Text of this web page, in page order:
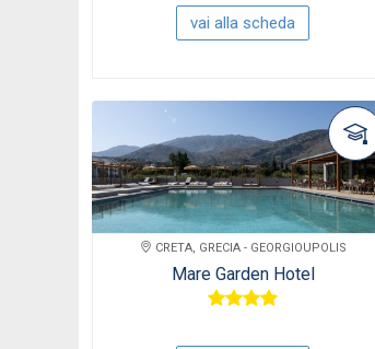
vai alla scheda
CRETA, GRECIA - GEORGIOUPOLIS
Mare Garden Hotel